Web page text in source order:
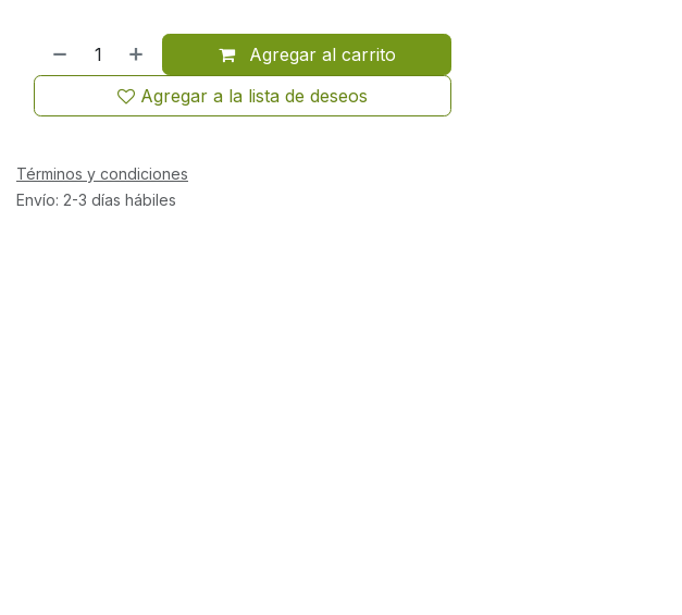
Agregar al carrito
Agregar a la lista de deseos
Términos y condiciones
Envío: 2-3 días hábiles